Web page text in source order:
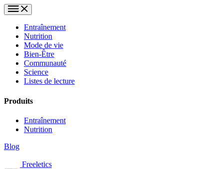
Entraînement
Nutrition
Mode de vie
Bien-Être
Communauté
Science
Listes de lecture
Produits
Entraînement
Nutrition
Blog
Freeletics